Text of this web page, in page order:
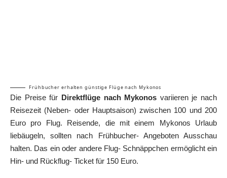
Frühbucher erhalten günstige Flüge nach Mykonos
Die Preise für Direktflüge nach Mykonos variieren je nach
Reisezeit (Neben- oder Hauptsaison) zwischen 100 und 200
Euro pro Flug. Reisende, die mit einem Mykonos Urlaub
liebäugeln, sollten nach Frühbucher- Angeboten Ausschau
halten. Das ein oder andere Flug- Schnäppchen ermöglicht ein
Hin- und Rückflug- Ticket für 150 Euro.